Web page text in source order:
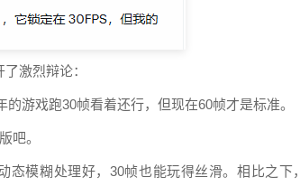
激烈辩论：
游戏跑30帧看着还行，但现在60帧才是标准。
吧。
模糊处理好，30帧也能玩得丝滑。相比之下，